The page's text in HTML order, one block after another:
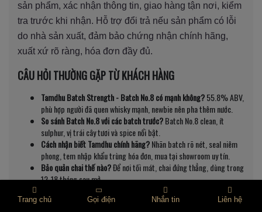
sản phẩm, xác nhận thông tin, giao hàng tận nơi, kiểm
tra trước khi nhận. Hỗ trợ đổi trả nếu sản phẩm có lỗi
do nhà sản xuất, đảm bảo chứng nhận chính hãng,
xuất xứ rõ ràng, hóa đơn đầy đủ.
CÂU HỎI THƯỜNG GẶP TỪ KHÁCH HÀNG
Tamdhu Batch Strength - Batch No.8 có mạnh không?55.8% ABV,
phù hợp người đã quen whisky mạnh, newbie nên pha thêm nước.
So sánh Batch No.8 với các batch trước?Batch No.8 clean, ít
sulphur, vị trái cây tươi và spice nổi bật.
Cách nhận biết Tamdhu chính hãng?Nhãn batch rõ nét, seal niêm
phong, tem nhập khẩu trùng hóa đơn, mua tại showroom uy tín.
Bảo quản chai thế nào?Để nơi tối mát, chai đứng thẳng, dùng trong
12-18 tháng sau mở.
ĐỊA CHỈ MUA KHÁM PHÁ TAMDHU BATCH
Trang chủ Gọi điện Nhắn tin Liên hệ